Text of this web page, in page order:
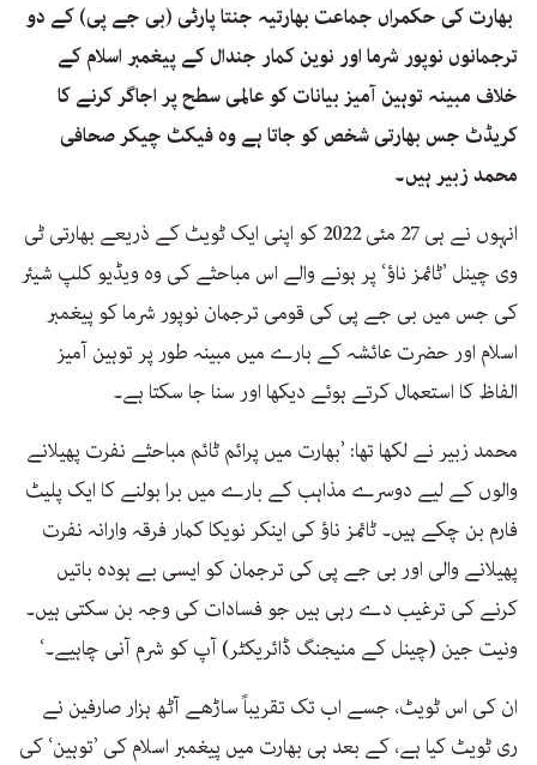
بھارت کی حکمراں جماعت بھارتیہ جنتا پارٹی (بی جے پی) کے دو
ترجمانوں نوپور شرما اور نوین کمار جندال کے پیغمبر اسلام کے
خلاف مبینہ توہین آمیز بیانات کو عالمی سطح پر اجاگر کرنے کا
کریڈٹ جس بھارتی شخص کو جاتا ہے وہ فیکٹ چیکر صحافی
محمد زبیر ہیں۔
انہوں نے ہی 27 مئی 2022 کو اپنی ایک ٹویٹ کے ذریعے بھارتی ٹی
وی چینل ’ٹائمز ناؤ‘ پر ہونے والے اس مباحثے کی وہ ویڈیو کلپ شیئر
کی جس میں بی جے پی کی قومی ترجمان نوپور شرما کو پیغمبر
اسلام اور حضرت عائشہ کے بارے میں مبینہ طور پر توہین آمیز
الفاظ کا استعمال کرتے ہوئے دیکھا اور سنا جا سکتا ہے۔
محمد زبیر نے لکھا تھا: ’بھارت میں پرائم ٹائم مباحثے نفرت پھیلانے
والوں کے لیے دوسرے مذاہب کے بارے میں برا بولنے کا ایک پلیٹ
فارم بن چکے ہیں۔ ٹائمز ناؤ کی اینکر نویکا کمار فرقہ وارانہ نفرت
پھیلانے والی اور بی جے پی کی ترجمان کو ایسی بے ہودہ باتیں
کرنے کی ترغیب دے رہی ہیں جو فسادات کی وجہ بن سکتی ہیں۔
ونیت جین (چینل کے منیجنگ ڈائریکٹر) آپ کو شرم آنی چاہیے۔‘
ان کی اس ٹویٹ، جسے اب تک تقریباً ساڑھے آٹھ ہزار صارفین نے
ری ٹویٹ کیا ہے، کے بعد ہی بھارت میں پیغمبر اسلام کی ’توہین‘ کی